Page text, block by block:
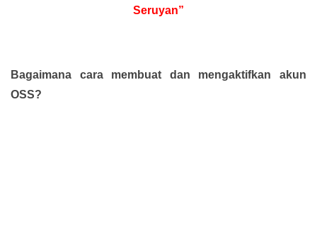
Seruyan”
Bagaimana cara membuat dan mengaktifkan akun
OSS?